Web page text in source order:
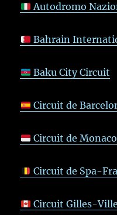
Autodromo
Bahrain
Baku City Circuit
Circuit de
Circuit de Monaco
Circuit de Spa-
Circuit Gilles-